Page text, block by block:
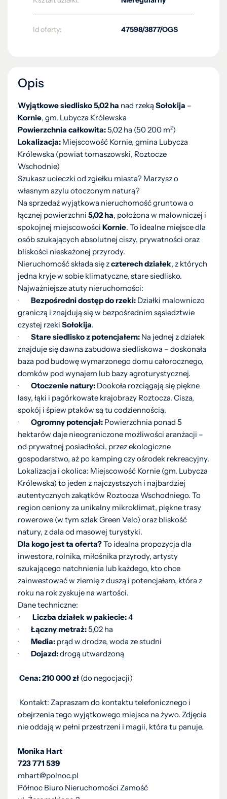
Id oferty: 47598/3877/OGS
Opis
Wyjątkowe siedlisko 5,02 ha nad rzeką Sołokija –
Kornie, gm. Lubycza Królewska
Powierzchnia całkowita:5,02 ha (50 200 m²)
Lokalizacja: Miejscowość Kornie, gmina Lubycza
Królewska (powiat tomaszowski, Roztocze
Wschodnie)
Szukasz ucieczki od zgiełku miasta? Marzysz o
własnym azylu otoczonym naturą?
Na sprzedaż wyjątkowa nieruchomość gruntowa o
łącznej powierzchni 5,02 ha, położona w malowniczej i
spokojnej miejscowości Kornie. To idealne miejsce dla
osób szukających absolutnej ciszy, prywatności oraz
bliskości nieskażonej przyrody.
Nieruchomość składa się zczterech działek, z których
jedna kryje w sobie klimatyczne, stare siedlisko.
Najważniejsze atuty nieruchomości:
· Bezpośredni dostęp do rzeki: Działki malowniczo
graniczą i znajdują się w bezpośrednim sąsiedztwie
czystej rzeki Sołokija.
· Stare siedlisko z potencjałem: Na jednej z działek
znajduje się dawna zabudowa siedliskowa – doskonała
baza pod budowę wymarzonego domu całorocznego,
domków pod wynajem lub bazy agroturystycznej.
· Otoczenie natury: Dookoła rozciągają się piękne
lasy, łąki i pagórkowate krajobrazy Roztocza. Cisza,
spokój i śpiew ptaków są tu codziennością.
· Ogromny potencjał: Powierzchnia ponad 5
hektarów daje nieograniczone możliwości aranżacji –
od prywatnej posiadłości, przez ekologiczne
gospodarstwo, aż po kamping czy ośrodek rekreacyjny.
Lokalizacja i okolica: Miejscowość Kornie (gm. Lubycza
Królewska) to jeden z najczystszych i najbardziej
autentycznych zakątków Roztocza Wschodniego. To
region ceniony za unikalny mikroklimat, piękne trasy
rowerowe (w tym szlak Green Velo) oraz bliskość
natury, z dala od masowej turystyki.
Dla kogo jest ta oferta?To idealna propozycja dla
inwestora, rolnika, miłośnika przyrody, artysty
szukającego natchnienia lub każdego, kto chce
zainwestować w ziemię z duszą i potencjałem, która z
roku na rok zyskuje na wartości.
Dane techniczne:
· Liczba działek w pakiecie:4
· Łączny metraż:5,02 ha
· Media: prąd w drodze, woda ze studni
· Dojazd:drogą utwardzoną
Cena:210 000 zł (do negocjacji)
Kontakt: Zapraszam do kontaktu telefonicznego i
obejrzenia tego wyjątkowego miejsca na żywo. Zdjęcia
nie oddają w pełni przestrzeni i magii, która tu panuje.
Monika Hart
723 771 539
mhart@polnoc.pl
Północ Biuro Nieruchomości Zamość